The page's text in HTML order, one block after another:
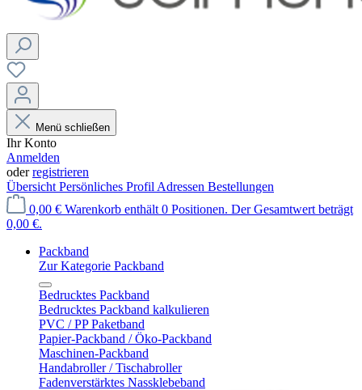
Menü schließen
Ihr Konto
Anmelden
oderregistrieren
Übersicht Persönliches Profil Adressen Bestellungen
0,00 € Warenkorb enthält 0 Positionen. Der Gesamtwert beträgt
0,00 €.
Packband
Zur Kategorie Packband
Bedrucktes Packband
Bedrucktes Packband kalkulieren
PVC / PP Paketband
Papier-Packband / Öko-Packband
Maschinen-Packband
Handabroller / Tischabroller
Fadenverstärktes Nassklebeband